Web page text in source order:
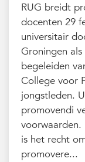
RUG breidt
docenten 29
universitair
Groningen
begeleiden
College voor
jongstleden.
promovendi
is het recht
promovere...